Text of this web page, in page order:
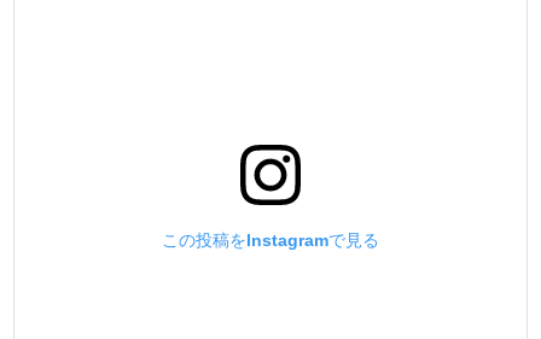
この投稿をInstagramで見る